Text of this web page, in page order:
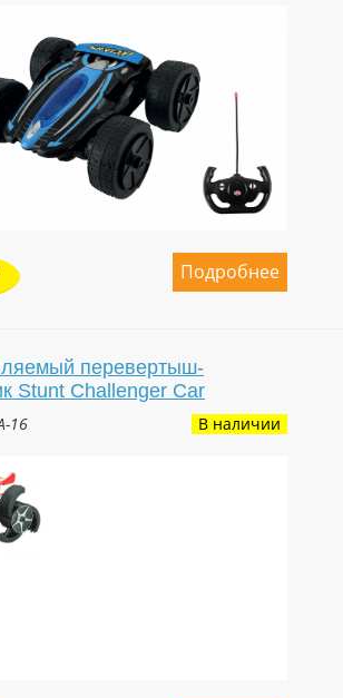
Подробнее
перевертыш-
Stunt Challenger Car
16 В наличии